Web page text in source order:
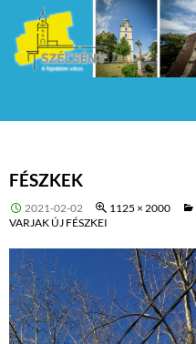
FÉSZKEK
2021-02-02 1125 × 2000
VARJAK ÚJ FÉSZKEI